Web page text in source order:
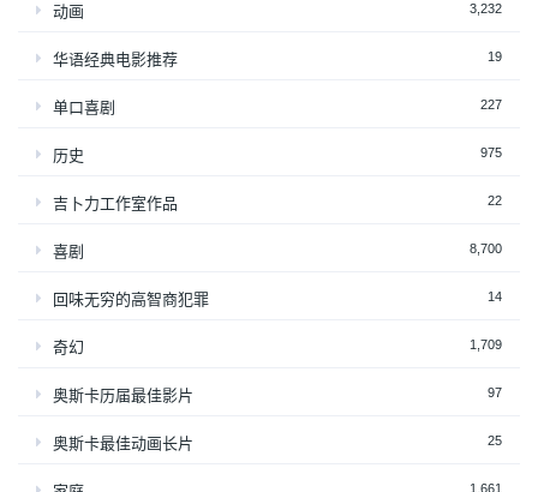
动画 3,232
华语经典电影推荐 19
单口喜剧 227
历史 975
吉卜力工作室作品 22
喜剧 8,700
回味无穷的高智商犯罪 14
奇幻 1,709
奥斯卡历届最佳影片 97
奥斯卡最佳动画长片 25
1,661